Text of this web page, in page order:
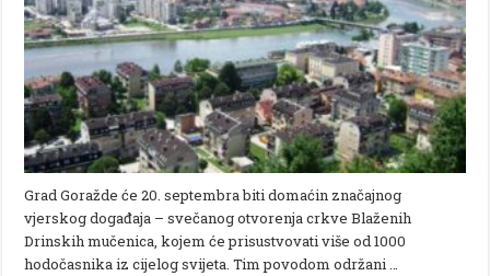
Grad Goražde će 20. septembra biti domaćin značajnog
vjerskog događaja – svečanog otvorenja crkve Blaženih
Drinskih mučenica, kojem će prisustvovati više od 1000
hodočasnika iz cijelog svijeta. Tim povodom održani …